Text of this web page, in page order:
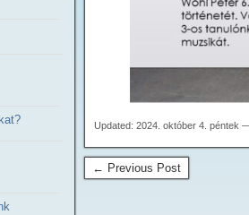
Updated: 2024. október 4. péntek
← Previous Post